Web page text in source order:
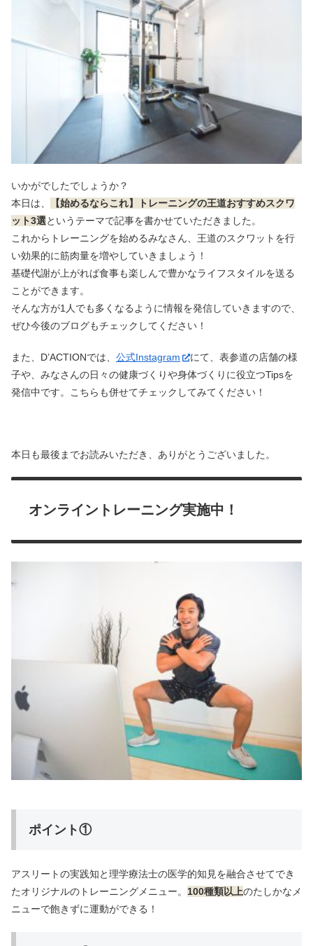
いかがでしたでしょうか？
本日は、
【始めるならこれ】トレーニングの王道おすすめスクワ
ット3選というテーマで記事を書かせていただきました。
これからトレーニングを始めるみなさん、王道のスクワットを行
い効果的に筋肉量を増やしていきましょう！
基礎代謝が上がれば食事も楽しんで豊かなライフスタイルを送る
ことができます。
そんな方が1人でも多くなるように情報を発信していきますので、
ぜひ今後のブログもチェックしてください！
また、D’ACTIONでは、 公式Instagram
にて、表参道の店舗の様
子や、みなさんの日々の健康づくりや身体づくりに役立つTipsを
発信中です。こちらも併せてチェックしてみてください！
本日も最後までお読みいただき、ありがとうございました。
オンライントレーニング実施中！
ポイント①
アスリートの実践知と理学療法士の医学的知見を融合させてでき
たオリジナルのトレーニングメニュー。 100種類以上のたしかなメ
ニューで飽きずに運動ができる！